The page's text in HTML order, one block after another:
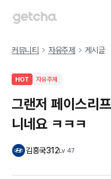
커뮤니티 자유주제 게시글
HOT 자유주제
그랜저 페이스리
니네요 ㅋㅋㅋ
김흥국312Lv 47